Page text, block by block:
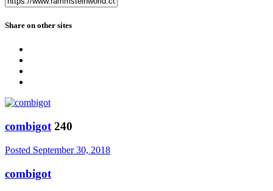
Share on other sites
combigot 240
Posted September 30, 2018
combigot